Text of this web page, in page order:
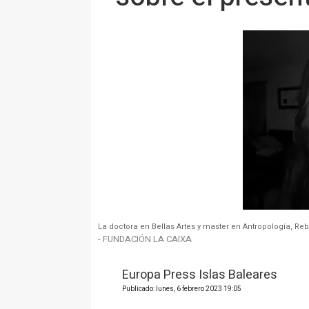
La doctora en Bellas Artes y master en Antropología,
- FUNDACIÓN LA CAIXA
Europa Press Islas Baleares
Publicado: lunes, 6 febrero 2023 19:05